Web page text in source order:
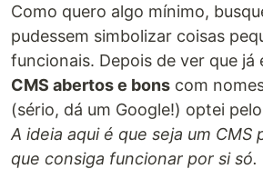
Como quero algo mínimo,
pudessem simbolizar coisas
funcionais. Depois de ver que já
CMS abertos e bons com
(sério, dá um Google!) optei
A ideia aqui é que seja um CMS
que consiga funcionar por si só.